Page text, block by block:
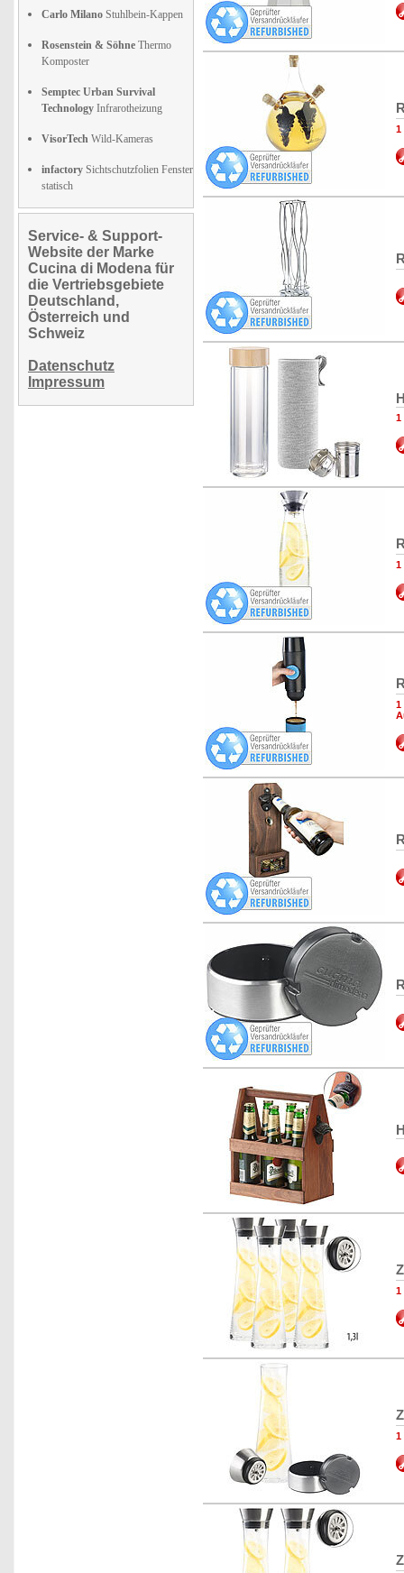
Carlo Milano Stuhlbein-Kappen
Rosenstein & Söhne Thermo
Komposter
Semptec Urban Survival
Technology Infrarotheizung
VisorTech Wild-Kameras
infactory Sichtschutzfolien Fenster
statisch
Service- & Support-
Website der Marke
Cucina di Modena für
die Vertriebsgebiete
Deutschland,
Österreich und
Schweiz
Datenschutz
Impressum
1
1
1
1
1
1